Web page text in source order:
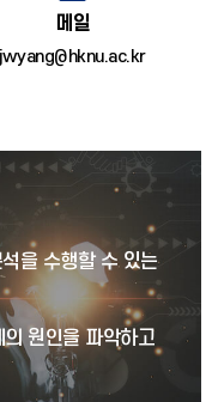
메일
jwyang@hknu.ac.kr
을 수행할 수 있는
원인을 파악하고